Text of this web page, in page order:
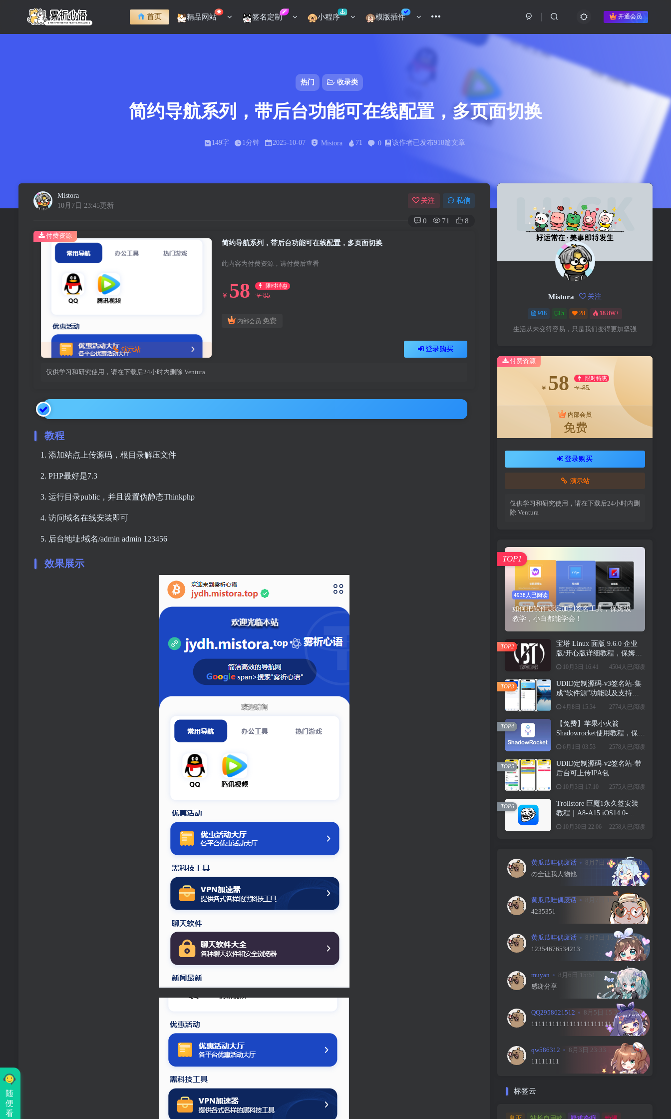
热门 收录类
简约导航系列，带后台功能可在线配置，多页面切换
149字 1分钟 2025-10-07 Mistora 71 0 该作者已发布918篇文章
首页 精品网站 签名定制 小程序 模版插件 开通会员
Mistora
10月7日 23:45更新
关注 私信
0 71 8
演示站
简约导航系列，带后台功能可在线配置，多页面切换
此内容为付费资源，请付费后查看
￥ 58 限时特惠
￥ 85
内部会员 免费
登录购买
仅供学习和研究使用，请在下载后24小时内删除 Ventura
付费资源
教程
添加站点上传源码，根目录解压文件
PHP最好是7.3
运行目录public，并且设置伪静态Thinkphp
访问域名在线安装即可
后台地址:域名/admin admin 123456
效果展示
Mistora 关注
918 5 28 18.8W+
生活从未变得容易，只是我们变得更加坚强
付费资源
￥ 58 限时特惠
￥ 85
内部会员
免费
登录购买
演示站
仅供学习和研究使用，请在下载后24小时内删
除 Ventura
4938人已阅读
如何把软件源添加到签名工具，保姆级
教学，小白都能学会！
TOP1
宝塔 Linux 面版 9.6.0 企业
版/开心版详细教程，保姆级
10月3日 16:41 4504人已阅读
TOP2
UDID定制源码-v3签名站-集
成“软件源”功能以及支持上
4月8日 15:34 2774人已阅读
TOP3
【免费】苹果小火箭
Shadowrocket使用教程，保姆
级教学请勿用于违法行为！
6月1日 03:53 2578人已阅读
TOP4
UDID定制源码-v2签名站-带
后台可上传IPA包
10月3日 17:10 2575人已阅读
TOP5
Trollstore 巨魔1永久签安装
教程｜A8-A15 iOS14.0-
10月30日 22:06 2258人已阅读
TOP6
黄瓜瓜哇偶废话 8月7日 16:14
0
の全让我人物他
黄瓜瓜哇偶废话 8月7日 16:12
0
4235351
黄瓜瓜哇偶废话 8月7日 16:11
0
12354676534213·
muyan 8月6日 15:51
0
感谢分享
QQ2958621512 8月5日 15:23
0
111111111111111111111111
qw586312 8月3日 23:33
0
11111111
标签云
随
便
看